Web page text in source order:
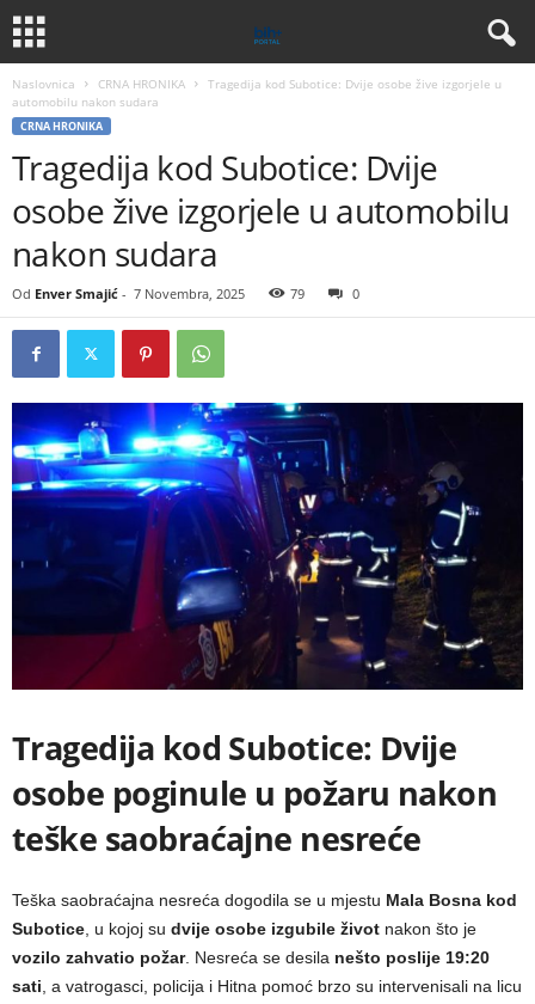
Naslovnica CRNA HRONIKA
Tragedija kod Subotice: Dvije osobe žive izgorjele u
automobilu nakon sudara
CRNA HRONIKA
Tragedija kod Subotice: Dvije
osobe žive izgorjele u automobilu
nakon sudara
Od Enver Smajić - 7 Novembra, 2025 79 0
Tragedija kod Subotice: Dvije
osobe poginule u požaru nakon
teške saobraćajne nesreće
Teška saobraćajna nesreća dogodila se u mjestu Mala Bosna kod
Subotice , u kojoj su dvije osobe izgubile život nakon što je
vozilo zahvatio požar. Nesreća se desila nešto poslije 19:20
sati , a vatrogasci, policija i Hitna pomoć brzo su intervenisali na licu